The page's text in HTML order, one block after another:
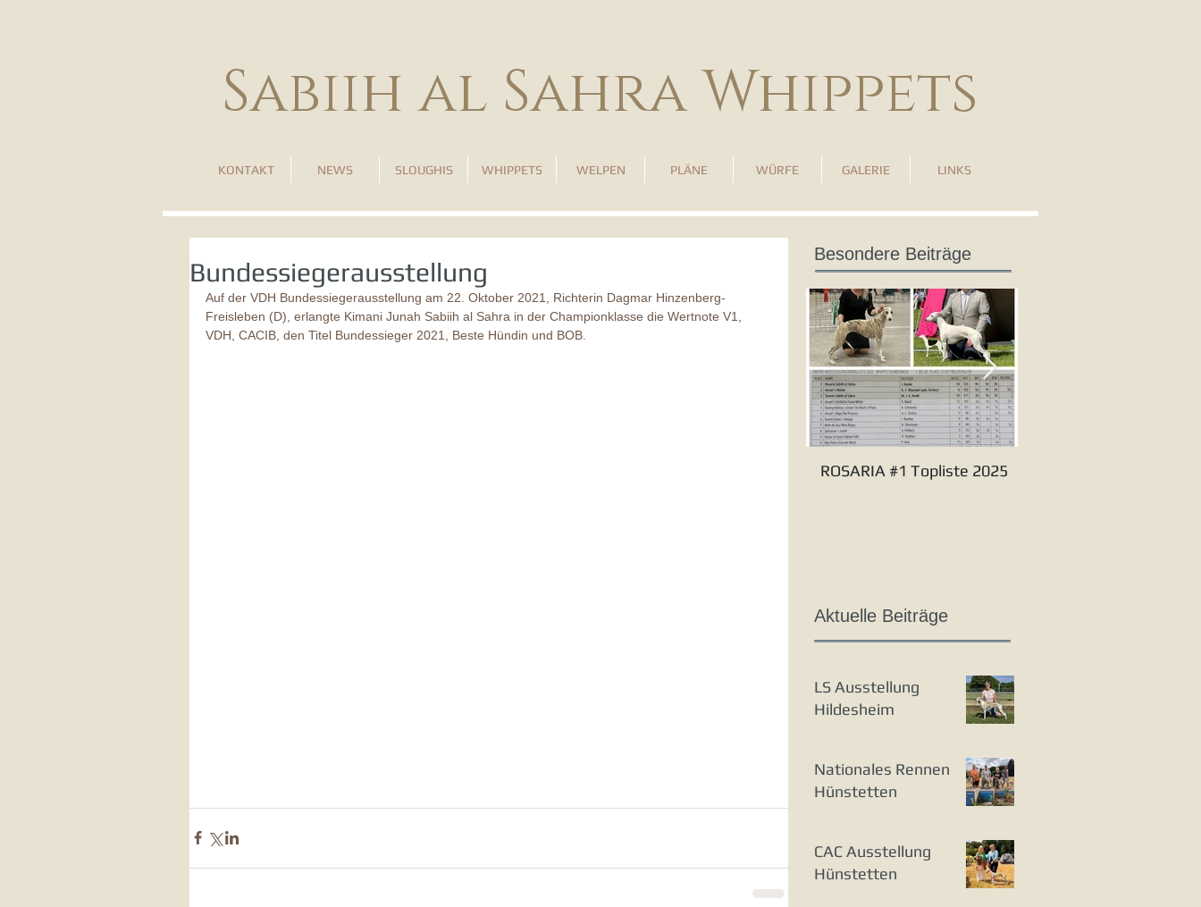
Sabiih al Sahra Whippets
KONTAKT NEWS SLOUGHIS WHIPPETS WELPEN PLÄNE WÜRFE GALERIE LINKS
Bundessiegerausstellung
Auf der VDH Bundessiegerausstellung am 22. Oktober 2021, Richterin Dagmar Hinzenberg-
Freisleben (D), erlangte Kimani Junah Sabiih al Sahra in der Championklasse die Wertnote V1,
VDH, CACIB, den Titel Bundessieger 2021, Beste Hündin und BOB.
Besondere Beiträge
ROSARIA #1 Topliste 2025
Aktuelle Beiträge
LS Ausstellung
Hildesheim
Nationales Rennen
Hünstetten
CAC Ausstellung
Hünstetten